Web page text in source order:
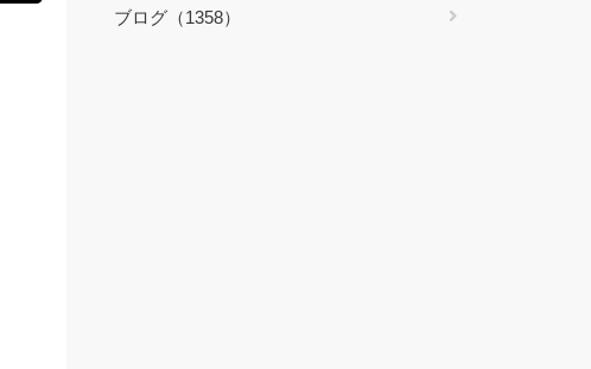
ブログ（1358）